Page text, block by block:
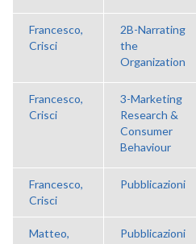
Francesco,
Crisci
2B-Narrating
the
Organization
Francesco,
Crisci
3-Marketing
Research &
Consumer
Behaviour
Francesco,
Crisci
Pubblicazioni
Matteo,
Pubblicazioni